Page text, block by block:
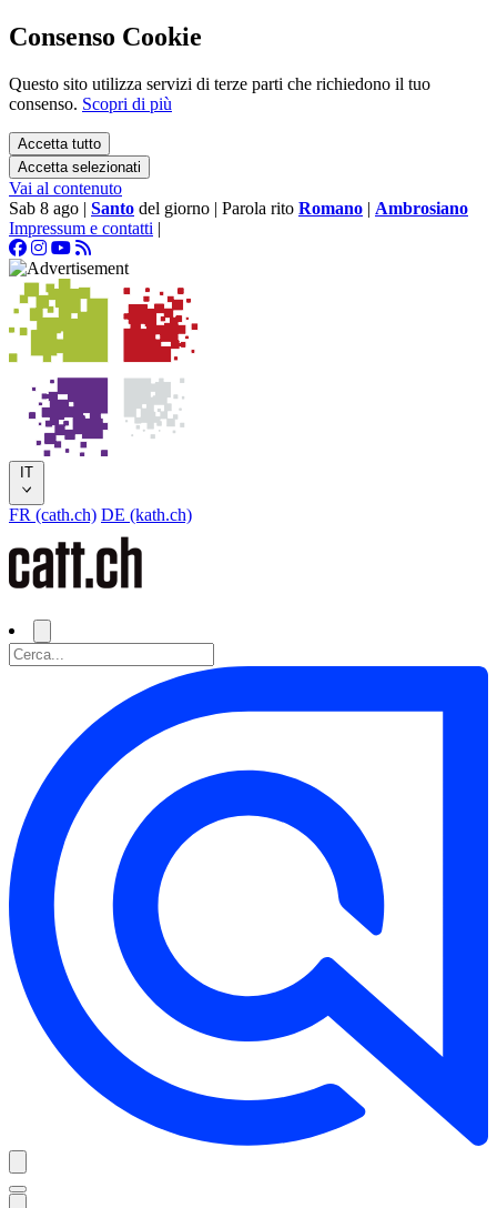
Consenso Cookie
Questo sito utilizza servizi di terze parti che richiedono il tuo
consenso. Scopri di più
Accetta tutto
Accetta selezionati
Vai al contenuto
Sab 8 ago | Santo del giorno | Parola rito Romano | Ambrosiano
Impressum e contatti |
IT
FR (cath.ch) DE (kath.ch)